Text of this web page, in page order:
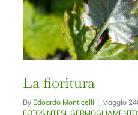
La fioritura
By Edoardo Monticelli | Maggio
FOTOSINTESI,GERMOGLIAMENTO